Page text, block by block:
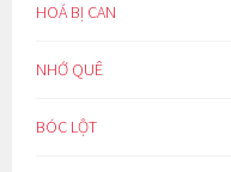
HOÁ BỊ CAN
NHỚ QUÊ
BÓC LỘT